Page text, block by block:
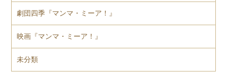
劇団四季『マンマ・ミーア！』
映画『マンマ・ミーア！』
未分類